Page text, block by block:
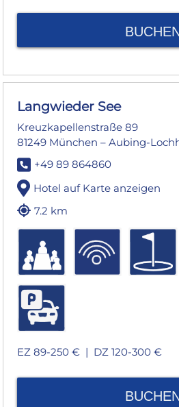
Langwieder See
Kreuzkapellenstraße 89
81249 München – Aubing-
+49 89 864860
Hotel auf Karte anzeigen
7.2 km
EZ 89-250 € | DZ 120-300 €